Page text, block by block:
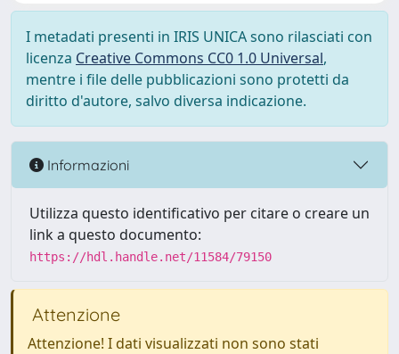
I metadati presenti in IRIS UNICA sono rilasciati con
licenza Creative Commons CC0 1.0 Universal,
mentre i file delle pubblicazioni sono protetti da
diritto d'autore, salvo diversa indicazione.
Informazioni
Utilizza questo identificativo per citare o creare un
link a questo documento:
https://hdl.handle.net/11584/79150
Attenzione
Attenzione! I dati visualizzati non sono stati